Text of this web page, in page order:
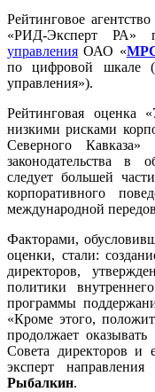
Рейтинговое
«РИД-Эксперт РА»
управления ОАО «
по цифровой шкале
управления»).
Рейтинговая оценка
низкими рисками
Северного Кавказа»
законодательства в
следует большей
корпоративного
международной
Факторами,
оценки, стали:
директоров,
политики
программы
«Кроме этого,
продолжает оказывать
Совета директоров и
эксперт
Рыбалкин.